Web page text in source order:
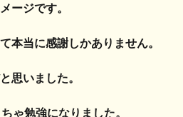
ージです。
本当に感謝しかありません。
思いました。
ゃ勉強になりました。